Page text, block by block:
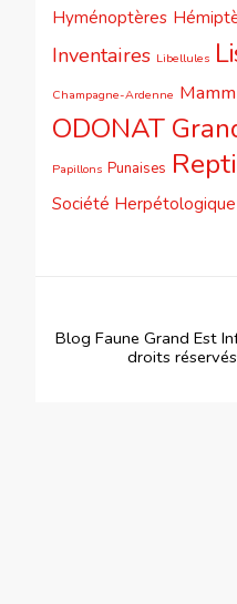
Hyménoptères
Inventaires Libellules
Champagne-Ardenne
ODONAT
Papillons Punaises
Société
Blog Faune Grand Est
droits